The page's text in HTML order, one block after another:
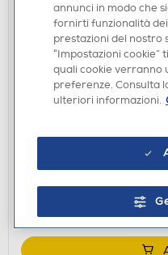
ACCESSORI HOME
BIG BEN - VALIGETTA
€ 49,99
Ritiro in negozio in 30'
annunci in modo che
fornirti funzionalità
prestazioni del nostro
“Impostazioni cookie”
quali cookie verranno
preferenze. Consulta
ulteriori informazioni.